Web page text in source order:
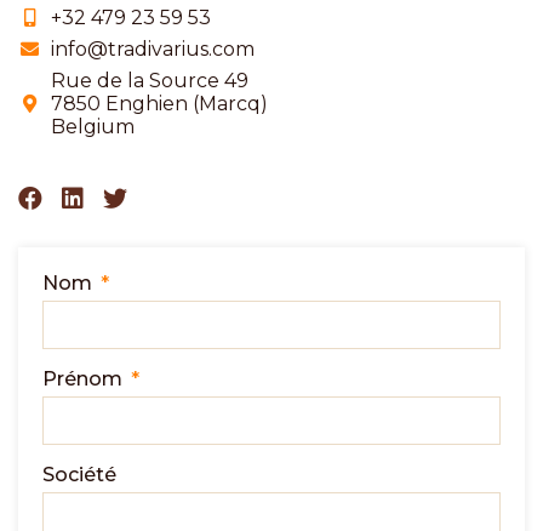
+32 479 23 59 53
info@tradivarius.com
Rue de la Source 49
7850 Enghien (Marcq)
Belgium
Nom
Prénom
Société